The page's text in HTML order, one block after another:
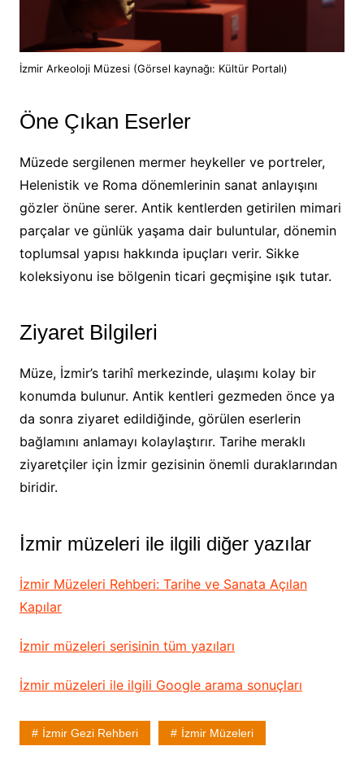
İzmir Arkeoloji Müzesi (Görsel kaynağı: Kültür Portalı)
Öne Çıkan Eserler
Müzede sergilenen mermer heykeller ve portreler,
Helenistik ve Roma dönemlerinin sanat anlayışını
gözler önüne serer. Antik kentlerden getirilen mimari
parçalar ve günlük yaşama dair buluntular, dönemin
toplumsal yapısı hakkında ipuçları verir. Sikke
koleksiyonu ise bölgenin ticari geçmişine ışık tutar.
Ziyaret Bilgileri
Müze, İzmir’s tarihî merkezinde, ulaşımı kolay bir
konumda bulunur. Antik kentleri gezmeden önce ya
da sonra ziyaret edildiğinde, görülen eserlerin
bağlamını anlamayı kolaylaştırır. Tarihe meraklı
ziyaretçiler için İzmir gezisinin önemli duraklarından
biridir.
İzmir müzeleri ile ilgili diğer yazılar
İzmir Müzeleri Rehberi: Tarihe ve Sanata Açılan
Kapılar
İzmir müzeleri serisinin tüm yazıları
İzmir müzeleri ile ilgili Google arama sonuçları
İzmir Gezi Rehberi İzmir Müzeleri